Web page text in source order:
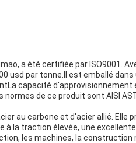
a été certifiée par ISO9001.
usd par tonne.Il est emballé
capacité d'approvisionnement
de ce produit sont AISI
au carbone et d'acier allié. Elle
la traction élevée, une
les machines, la construction